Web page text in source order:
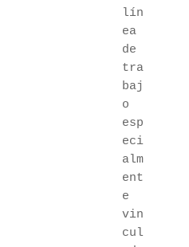
lín
ea
de
tra
baj
o
esp
eci
alm
ent
e
vin
cul